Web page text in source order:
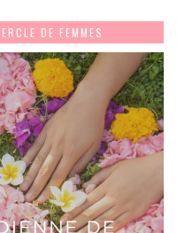
DE FEMMES